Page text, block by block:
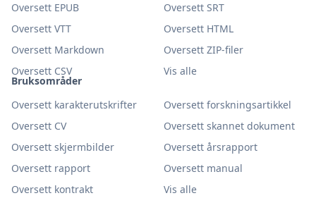
Bruksområder
Oversett karakterutskrifter
Oversett forskningsartikkel
Oversett CV
Oversett skannet dokument
Oversett skjermbilder
Oversett årsrapport
Oversett rapport
Oversett manual
Oversett kontrakt
Vis alle
Oversett EPUB
Oversett SRT
Oversett VTT
Oversett HTML
Oversett Markdown
Oversett ZIP-filer
Oversett CSV
Vis alle